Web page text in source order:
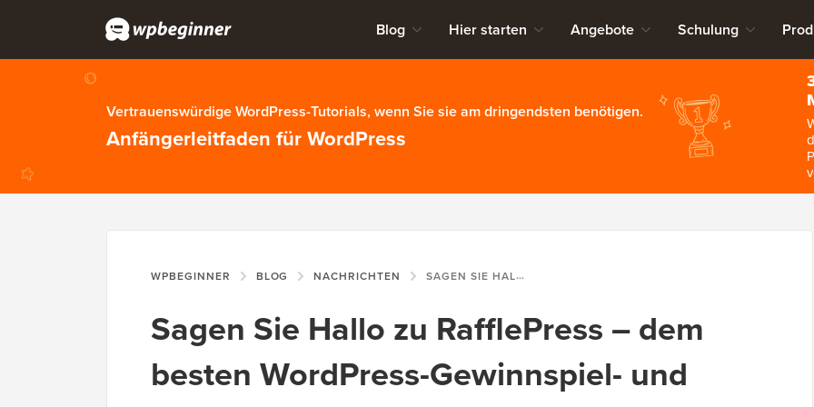
Blog Hier starten Angebote Schulung
Vertrauenswürdige WordPress-Tutorials, wenn Sie sie am dringendsten benötigen.
Anfängerleitfaden für WordPress
WPBEGINNER BLOG NACHRICHTEN SAGEN SIE HALLO ZU RAFFLEPRESS – DEM BESTEN WORDPRESS-GEWINNSPIEL- UND WETTBEWERBS-PLUGIN
Sagen Sie Hallo zu RafflePress – dem
besten WordPress-Gewinnspiel- und